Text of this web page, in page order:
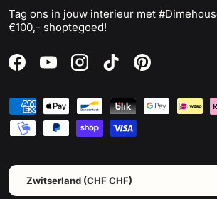
Tag ons in jouw interieur met
€100,- shoptegoed!
FacebookYouTubeInstagramTikTokPinterest
Geaccepteerde betaalmethoden
Land/Regio
Zwitserland (CHF CHF)